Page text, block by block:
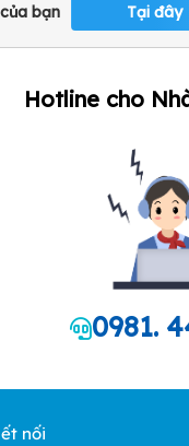
bạn Tại đây
Hotline cho
0981.
nối